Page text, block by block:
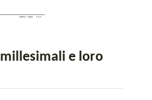
e loro